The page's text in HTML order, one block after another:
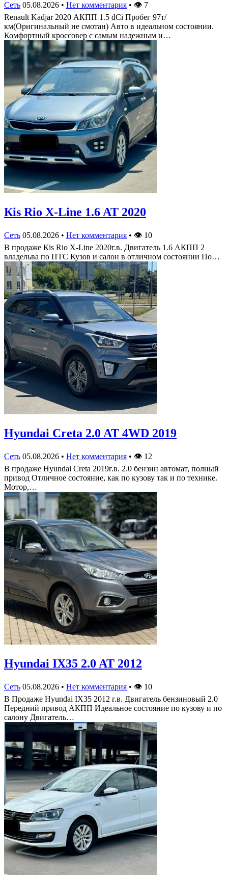
Сеть 05.08.2026 • Нет комментария • 👁 7
Renault Kadjar 2020 АКПП 1.5 dCi Пробег 97т/
км(Оригинальный не смотан) Авто в идеальном состоянии.
Комфортный кроссовер с самым надежным и…
Кis Rio X-Line 1.6 AT 2020
Сеть 05.08.2026 • Нет комментария • 👁 10
В продаже Кis Rio X-Line 2020г.в. Двигатель 1.6 АКПП 2
владельва по ПТС Кузов и салон в отличном состоянии По…
Hyundai Creta 2.0 AT 4WD 2019
Сеть 05.08.2026 • Нет комментария • 👁 12
В продаже Hyundai Creta 2019г.в. 2.0 бензин автомат, полный
привод Отличное состояние, как по кузову так и по технике.
Мотор,…
Hyundai IX35 2.0 AT 2012
Сеть 05.08.2026 • Нет комментария • 👁 10
В Продаже Hyundai IX35 2012 г.в. Двигатель бензиновый 2.0
Передний привод АКПП Идеальное состояние по кузову и по
салону Двигатель…